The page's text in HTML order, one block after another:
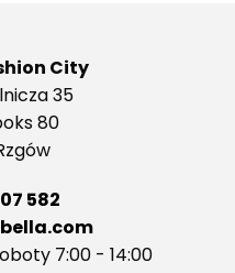
City
35
80
582
7:00 - 14:00